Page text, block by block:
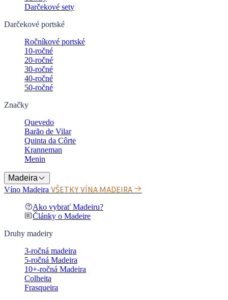
Darčekové sety
Darčekové portské
Ročníkové portské
10-ročné
20-ročné
30-ročné
40-ročné
50-ročné
Značky
Quevedo
Barão de Vilar
Quinta da Côrte
Kranneman
Menin
Madeira
Víno Madeira VŠETKY VÍNA MADEIRA
Ako vybrať Madeiru?
Články o Madeire
Druhy madeiry
3-ročná madeira
5-ročná Madeira
10+-ročná Madeira
Colheita
Frasqueira